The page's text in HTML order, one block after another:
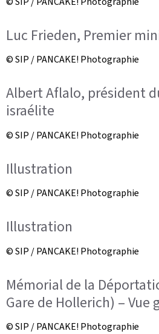
Luc Frieden, Premier
© SIP / PANCAKE! Photographie
Albert Aflalo, président
israélite
© SIP / PANCAKE! Photographie
Illustration
© SIP / PANCAKE! Photographie
Illustration
© SIP / PANCAKE! Photographie
Mémorial de la
Gare de Hollerich) – Vue
© SIP / PANCAKE! Photographie